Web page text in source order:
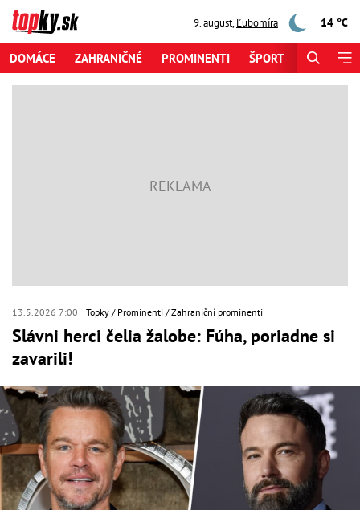
9. august,Ľubomíra 14 °C
DOMÁCE ZAHRANIČNÉ PROMINENTI ŠPORT
13.5.2026 7:00 Topky Prominenti Zahraniční prominenti
Slávni herci čelia žalobe: Fúha, poriadne si
zavarili!